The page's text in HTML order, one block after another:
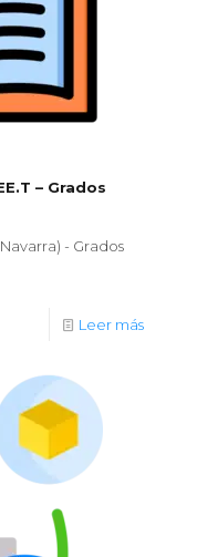
– Grados
- Grados
Leer más